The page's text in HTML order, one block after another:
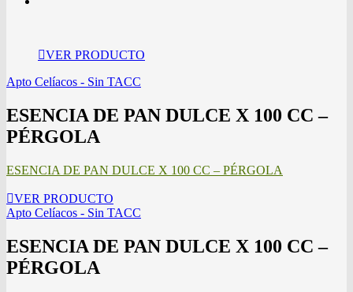
VER PRODUCTO
Apto Celíacos - Sin TACC
ESENCIA DE PAN DULCE X 100 CC –
PÉRGOLA
ESENCIA DE PAN DULCE X 100 CC – PÉRGOLA
VER PRODUCTO
Apto Celíacos - Sin TACC
ESENCIA DE PAN DULCE X 100 CC –
PÉRGOLA